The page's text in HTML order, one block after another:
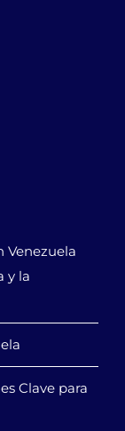
Venezuela
y la
Clave para